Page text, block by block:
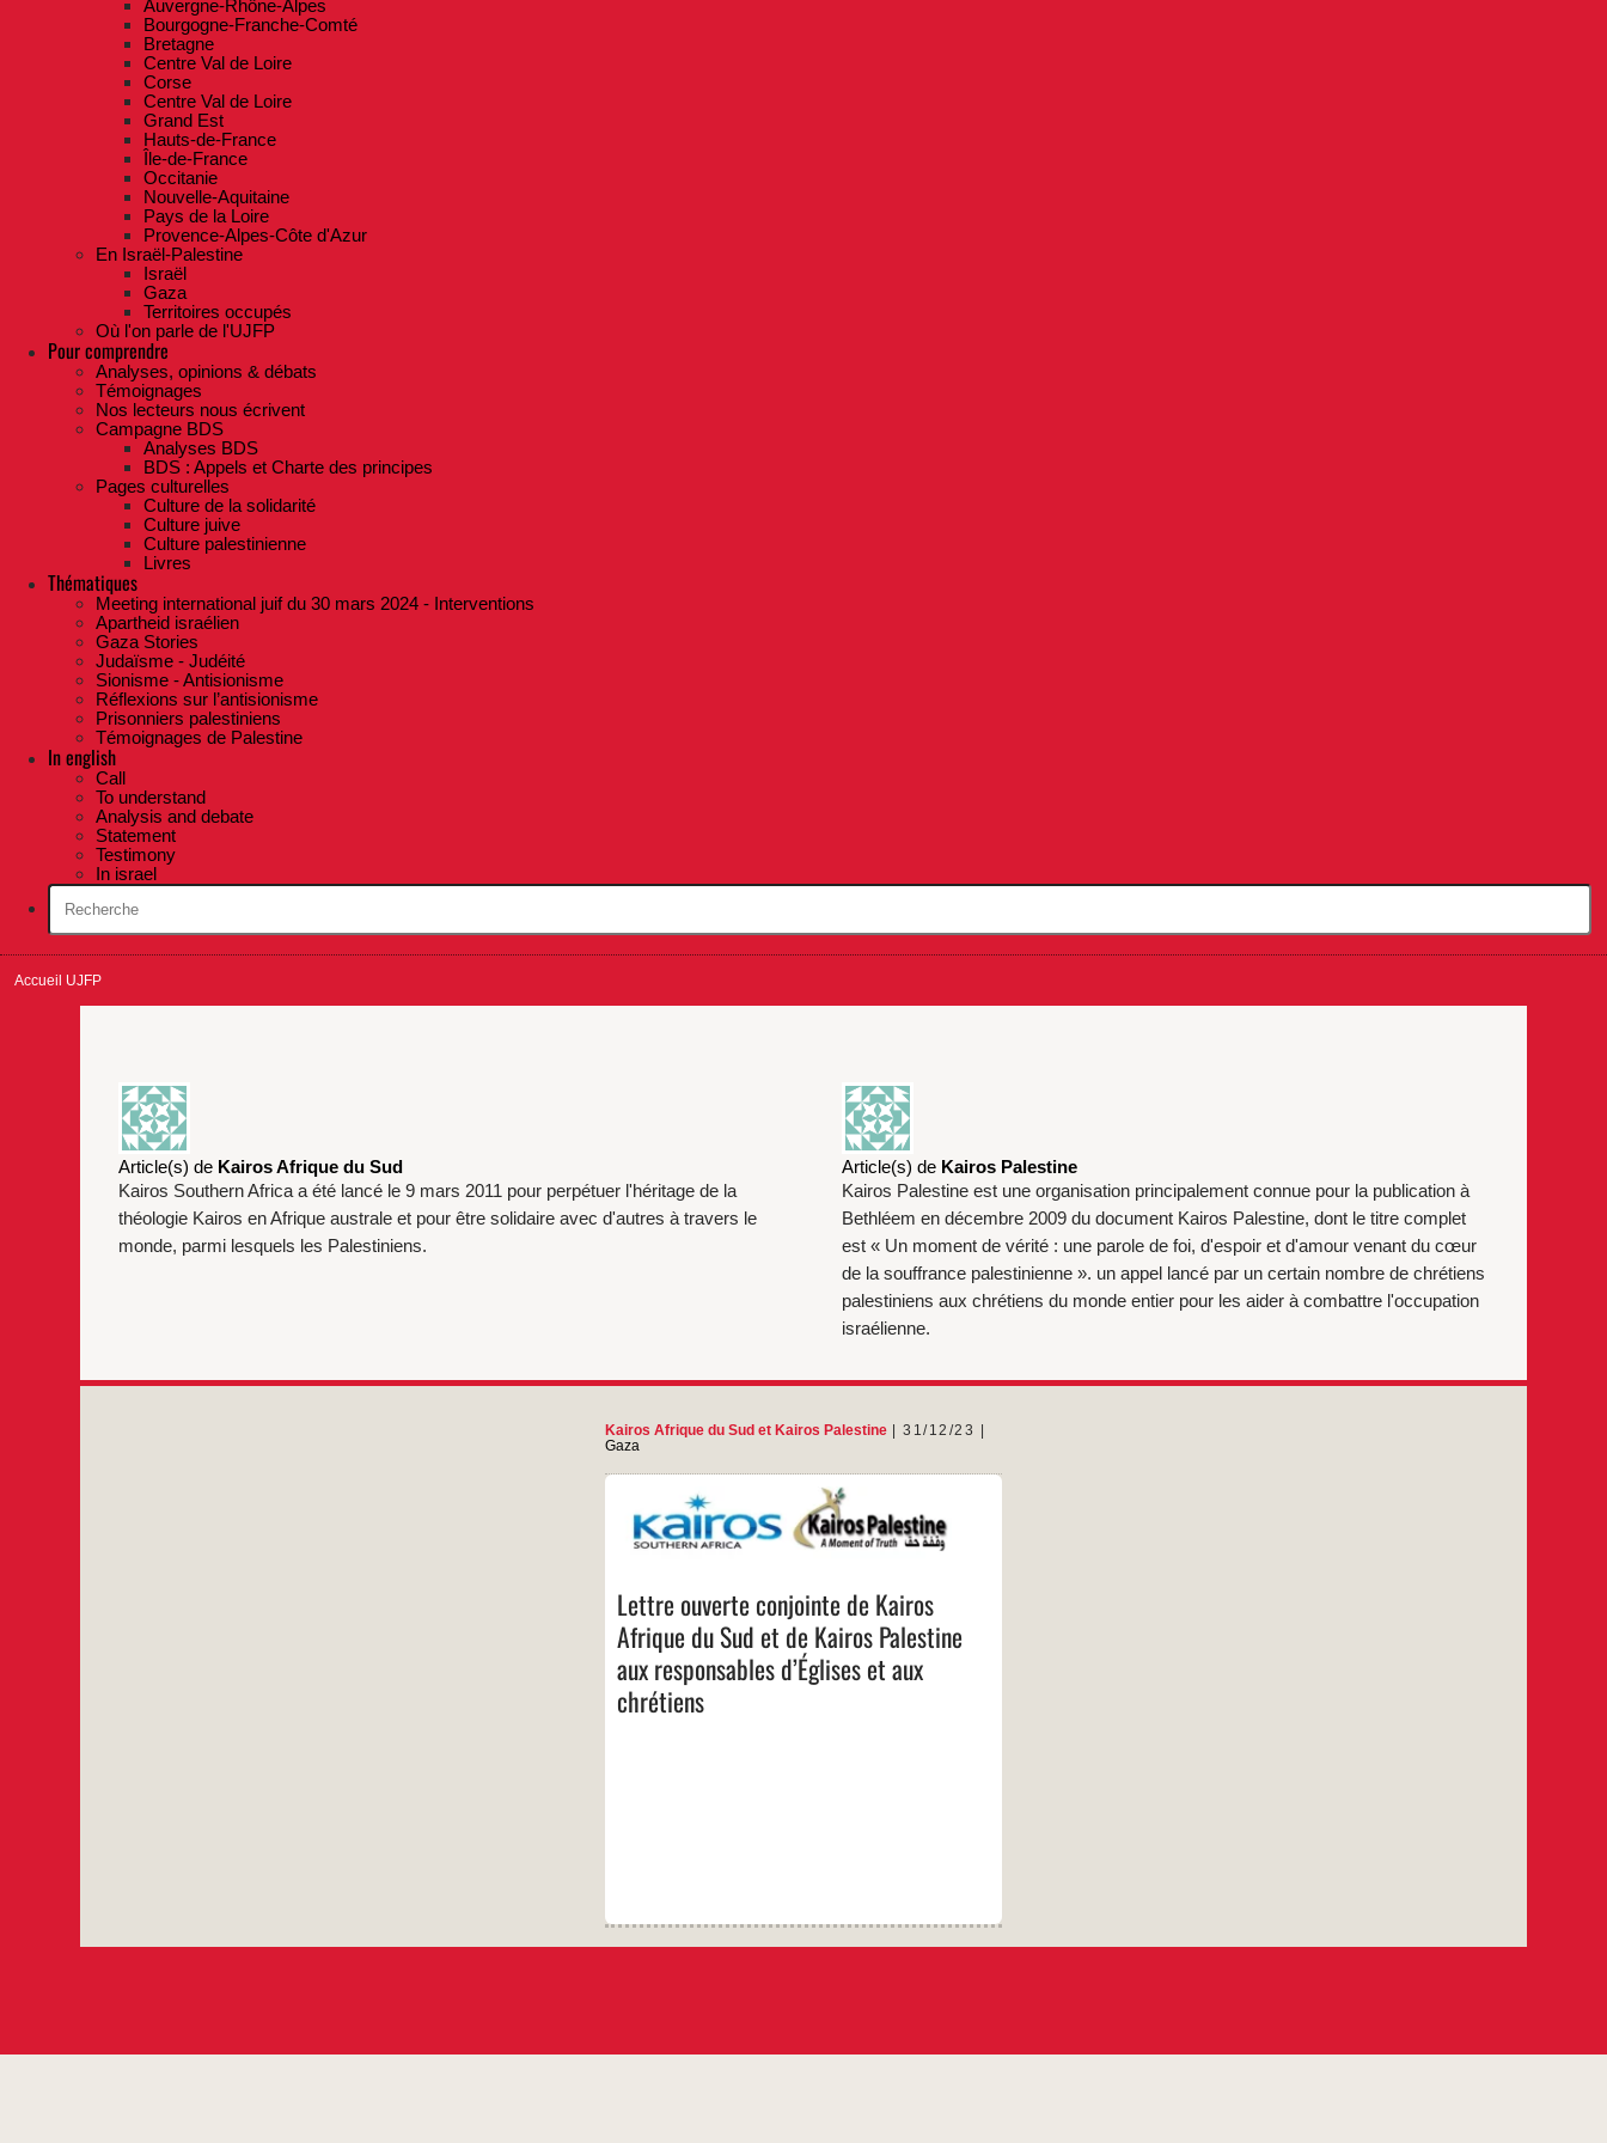
Auvergne-Rhône-Alpes
Bourgogne-Franche-Comté
Bretagne
Centre Val de Loire
Corse
Centre Val de Loire
Grand Est
Hauts-de-France
Île-de-France
Occitanie
Nouvelle-Aquitaine
Pays de la Loire
Provence-Alpes-Côte d'Azur
En Israël-Palestine
Israël
Gaza
Territoires occupés
Où l'on parle de l'UJFP
Pour comprendre
Analyses, opinions & débats
Témoignages
Nos lecteurs nous écrivent
Campagne BDS
Analyses BDS
BDS : Appels et Charte des principes
Pages culturelles
Culture de la solidarité
Culture juive
Culture palestinienne
Livres
Thématiques
Meeting international juif du 30 mars 2024 - Interventions
Apartheid israélien
Gaza Stories
Judaïsme - Judéité
Sionisme - Antisionisme
Réflexions sur l’antisionisme
Prisonniers palestiniens
Témoignages de Palestine
In english
Call
To understand
Analysis and debate
Statement
Testimony
In israel
Accueil UJFP
Article(s) de Kairos Afrique du Sud
Kairos Southern Africa a été lancé le 9 mars 2011 pour perpétuer l'héritage de la
théologie Kairos en Afrique australe et pour être solidaire avec d'autres à travers le
monde, parmi lesquels les Palestiniens.
Article(s) de Kairos Palestine
Kairos Palestine est une organisation principalement connue pour la publication à
Bethléem en décembre 2009 du document Kairos Palestine, dont le titre complet
est « Un moment de vérité : une parole de foi, d'espoir et d'amour venant du cœur
de la souffrance palestinienne ». un appel lancé par un certain nombre de chrétiens
palestiniens aux chrétiens du monde entier pour les aider à combattre l'occupation
israélienne.
Kairos Afrique du Sud et Kairos Palestine
31/12/23
Gaza
Lettre ouverte conjointe de Kairos
Afrique du Sud et de Kairos Palestine
aux responsables d’Églises et aux
chrétiens
Lettre ouverte conjointe de Kairos Afrique du
Sud et de Kairos Palestine aux responsables
d’Églises et aux chrétiens des États-Unis,